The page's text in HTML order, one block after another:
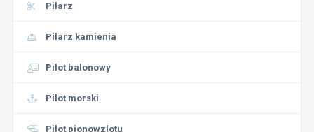
Pilarz
Pilarz kamienia
Pilot balonowy
Pilot morski
Pilot pionowzlotu